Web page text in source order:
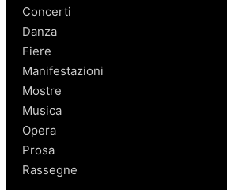
Concerti
Danza
Fiere
Manifestazioni
Mostre
Musica
Opera
Prosa
Rassegne